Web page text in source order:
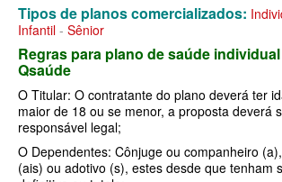
NOTREDAME PLANO DE SAÚDE EMPRESARIAL
OMINT PLANO DE SAÚDE EMPRESARIAL
ONE HEALTH PLANO DE SAÚDE EMPRESARIAL
PLENA PLANO DE SAÚDE EMPRESARIAL
PORTO SEGURO PLANO DE SAÚDE EMPRESARIAL
Tipos de planos comercializados:
Infantil - Sênior
Regras para plano de saúde
Qsaúde
O Titular: O contratante do plano deverá ter
maior de 18 ou se menor, a proposta deverá
responsável legal;
O Dependentes: Cônjuge ou companheiro
(ais) ou adotivo (s), estes desde que tenham